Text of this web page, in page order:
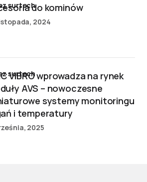
do kominów
surtech
2024
VIBRO wprowadza na rynek
AVS – nowoczesne
systemy monitoringu
i temperatury
surtech
2025